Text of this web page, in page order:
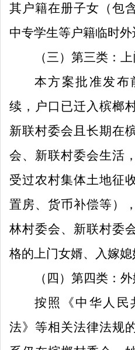
其户籍在册子女（包
中专学生等户籍临时外
（三）第三类：
本方案批准发布
续， 户口已迁入 槟榔
新联村委会 且长期在
会、 新联村委会生活
受过农村集体土地征
置房、货币补偿等）
林村委会、 新联村委
格的上门女婿、
入嫁媳
（四）第四类：
按照《中华人民
法》等相关法律法规